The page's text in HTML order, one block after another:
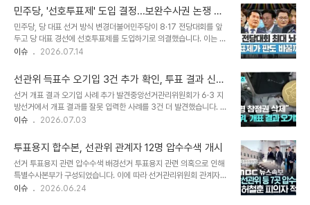
위 총 투표자 수는 유지하면서 투표소별 수치를 조정하는 방식으로 오
입력을 처리했다고 설명했습니다. 투표 통계 조작 방식 및 사례과다 입
력된 투표자 수는 해당 읍면동 내 다른 투표소에 분산하여 수치를 조정
하는 방식으로 처리되었습니다. 경기 김포시 구래동 제2투표소에서는
시간대별 집계 오류로 투표자 수가 과다 입력되었고, 이를 다른 8개
된 수치를 투표 마감 시각까지 그대로 유지..
민주당, '선호투표제' 도입 결정...보완수사권 논쟁 격
화
민주당, 당 대표 선거 방식 변경더불어민주당이 8·17 전당대회를 앞
두고 당 대표 경선에 선호투표제를 도입하기로 의결했습니다. 이는 후
보별 순위 투표 후 과반 득표자가 없을 경우 최하위 득표자의 표를 재
을 강행했으며, 이 과정에서 한 최고위원이 사임하는 등 진통을 겪었습
니다. 검찰 보완수사권 존치 여부 논쟁 심화국회에서는 검찰 보완수사
권 폐지를 둘러싼 논쟁이 계속되고 있습니다. 최근 사건 의혹으로 인해
민주당 내부에서도 신중론이 확산하고 있으며, 국민의힘은 보완수사
권 필요성을 강조하며 민주당의 폐지 추진을 비판하고 있습니다. 국민
용지 부족 사태 국정조사 특위 청문..
이슈 2026.07.14
선관위 득표수 오기입 3건 추가 확인, 투표 결과 신뢰
도 하락 우려
선거 개표 결과 오기입 사례 추가 발견중앙선거관리위원회가 6·3 지
방선거에서 개표 결과를 잘못 입력한 사례를 3건 더 발견했습니다. 경
기 시흥시와 경북 김천시의원 선거에서는 유효표와 무효표가 뒤바뀌
특정 정당이 실제 1표를 얻었음에도 12표로 잘못 입력되는 등 심각한
오기입 사태가 확인되었습니다. 구체적인 오기입 사례 분석시흥시 다
선거구에서는 후보자의 득표수가 실제와 다르게 기입되었으며, 김천
시 가선거구에서도 무효표가 유효표로 잘못 입력되는 사례가 있었습
니다. 경기도의회 비례대표 선거에서는 여러 투표소에서 정당별 득표
이슈 2026.07.03
투표용지 합수본, 선관위 관계자 12명 압수수색 개시
선거 투표용지 관련 압수수색 배경선거 투표용지 관련 의혹으로 인해
특별수사본부가 구성되었습니다. 이에 따라 선거관리위원회 관계자
12명에 대한 압수수색이 진행됩니다. 이번 조치는 선거의 공정성을 확
이슈 2026.06.24